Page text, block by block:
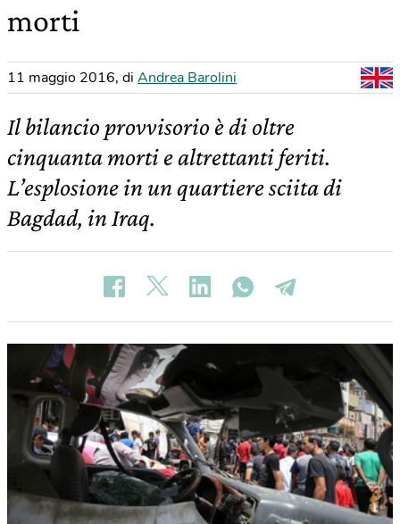
morti
11 maggio 2016, di Andrea Barolini
Il bilancio provvisorio è di oltre
cinquanta morti e altrettanti feriti.
L’esplosione in un quartiere sciita di
Bagdad, in Iraq.